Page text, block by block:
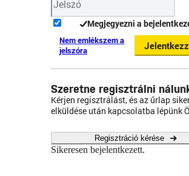
Megjegyezni a
Nem emlékszem a
jelszóra
Szeretne regisztrálni
Kérjen regisztrálást, és az űrlap
elküldése után kapcsolatba lépünk
Regisztráció kérése
Sikeresen bejelentkezett.